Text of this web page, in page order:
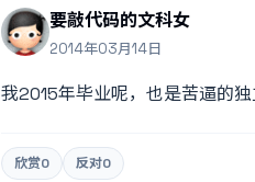
要敲代码的文科女
2014年03月14日
我2015年毕业呢，也是苦逼的
欣赏0 反对0